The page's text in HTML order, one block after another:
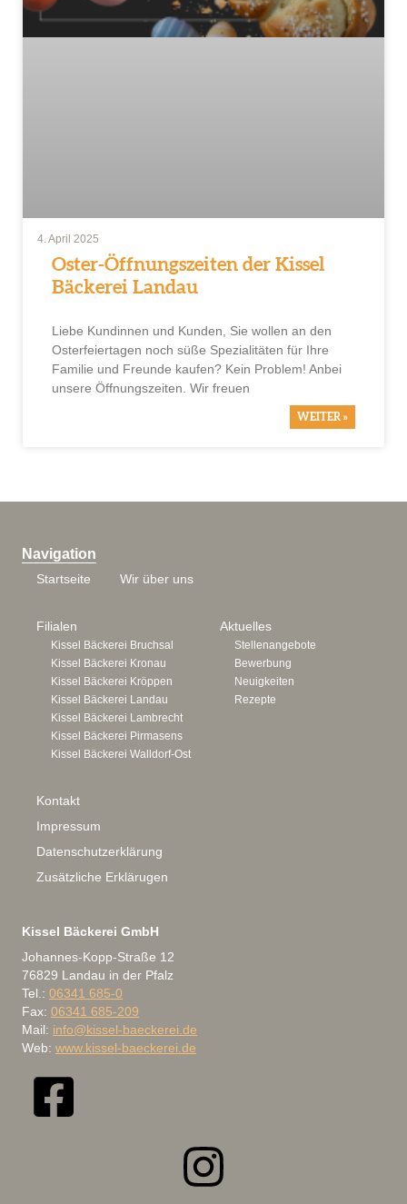
Oster-Öffnungszeiten der Kissel
Bäckerei Landau
Liebe Kundinnen und Kunden, Sie wollen an den
Osterfeiertagen noch süße Spezialitäten für Ihre
Familie und Freunde kaufen? Kein Problem! Anbei
unsere Öffnungszeiten. Wir freuen
WEITER »
4. April 2025
Navigation
Startseite Wir über uns
Filialen
Kissel Bäckerei Bruchsal
Kissel Bäckerei Kronau
Kissel Bäckerei Kröppen
Kissel Bäckerei Landau
Kissel Bäckerei Lambrecht
Kissel Bäckerei Pirmasens
Kissel Bäckerei Walldorf-Ost
Aktuelles
Stellenangebote
Bewerbung
Neuigkeiten
Rezepte
Kontakt
Impressum
Datenschutzerklärung
Zusätzliche Erklärugen
Kissel Bäckerei GmbH
Johannes-Kopp-Straße 12
76829 Landau in der Pfalz
Tel.: 06341 685-0
Fax: 06341 685-209
Mail: info@kissel-baeckerei.de
Web: www.kissel-baeckerei.de